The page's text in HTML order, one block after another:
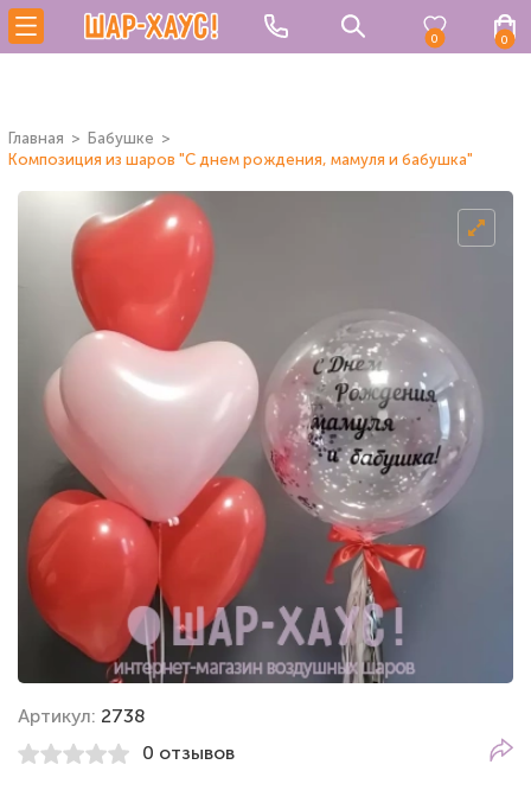
0 0
Главная
Бабушке
Композиция из шаров "С днем рождения, мамуля и бабушка"
Артикул: 2738
0 отзывов